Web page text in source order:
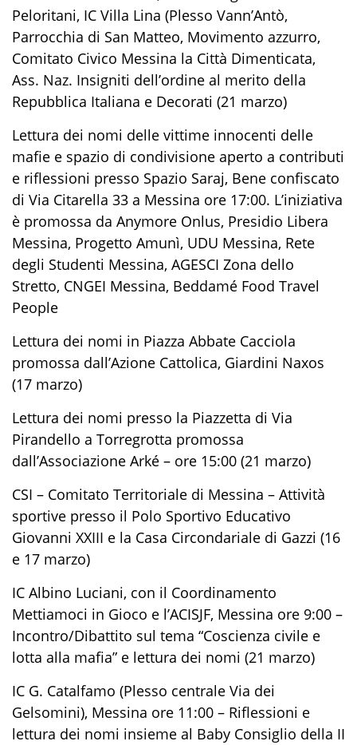
Peloritani, IC Villa Lina (Plesso Vann’Antò,
Parrocchia di San Matteo, Movimento azzurro,
Comitato Civico Messina la Città Dimenticata,
Ass. Naz. Insigniti dell’ordine al merito della
Repubblica Italiana e Decorati (21 marzo)
Lettura dei nomi delle vittime innocenti delle
mafie e spazio di condivisione aperto a contributi
e riflessioni presso Spazio Saraj, Bene confiscato
di Via Citarella 33 a Messina ore 17:00. L’iniziativa
è promossa da Anymore Onlus, Presidio Libera
Messina, Progetto Amunì, UDU Messina, Rete
degli Studenti Messina, AGESCI Zona dello
Stretto, CNGEI Messina, Beddamé Food Travel
People
Lettura dei nomi in Piazza Abbate Cacciola
promossa dall’Azione Cattolica, Giardini Naxos
(17 marzo)
Lettura dei nomi presso la Piazzetta di Via
Pirandello a Torregrotta promossa
dall’Associazione Arké – ore 15:00 (21 marzo)
CSI – Comitato Territoriale di Messina – Attività
sportive presso il Polo Sportivo Educativo
Giovanni XXIII e la Casa Circondariale di Gazzi (16
e 17 marzo)
IC Albino Luciani, con il Coordinamento
Mettiamoci in Gioco e l’ACISJF, Messina ore 9:00 –
Incontro/Dibattito sul tema “Coscienza civile e
lotta alla mafia” e lettura dei nomi (21 marzo)
IC G. Catalfamo (Plesso centrale Via dei
Gelsomini), Messina ore 11:00 – Riflessioni e
lettura dei nomi insieme al Baby Consiglio della II